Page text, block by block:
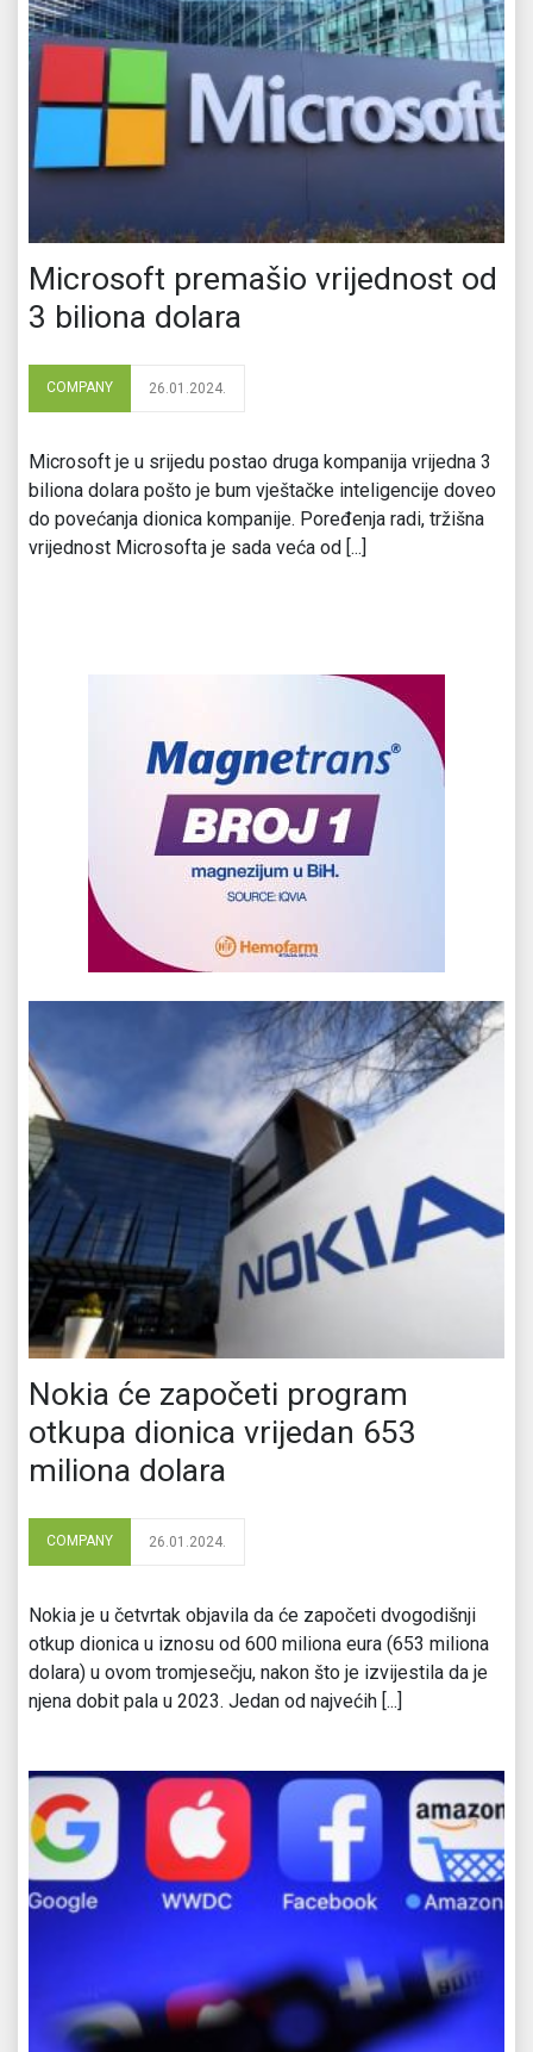
Microsoft premašio vrijednost od
3 biliona dolara
COMPANY 26.01.2024.
Microsoft je u srijedu postao druga kompanija vrijedna 3
biliona dolara pošto je bum vještačke inteligencije doveo
do povećanja dionica kompanije. Poređenja radi, tržišna
vrijednost Microsofta je sada veća od [...]
Nokia će započeti program
otkupa dionica vrijedan 653
miliona dolara
COMPANY 26.01.2024.
Nokia je u četvrtak objavila da će započeti dvogodišnji
otkup dionica u iznosu od 600 miliona eura (653 miliona
dolara) u ovom tromjesečju, nakon što je izvijestila da je
njena dobit pala u 2023. Jedan od najvećih [...]